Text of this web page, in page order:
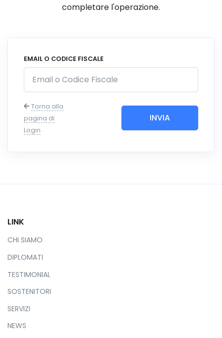
completare l'operazione.
EMAIL O CODICE FISCALE
Torna alla
pagina di
Login
INVIA
LINK
CHI SIAMO
DIPLOMATI
TESTIMONIAL
SOSTENITORI
SERVIZI
NEWS